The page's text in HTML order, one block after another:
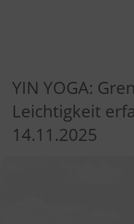
YIN YOGA:
Leichtigkeit
14.11.2025